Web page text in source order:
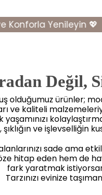
Yenileyin 💖
Değil,
olduğumuz ürünler;
ve kaliteli
yaşamınızı
ve işlevselliğin
sade ama
hitap eden hem de
fark yaratmak
Tarzınızı evinize